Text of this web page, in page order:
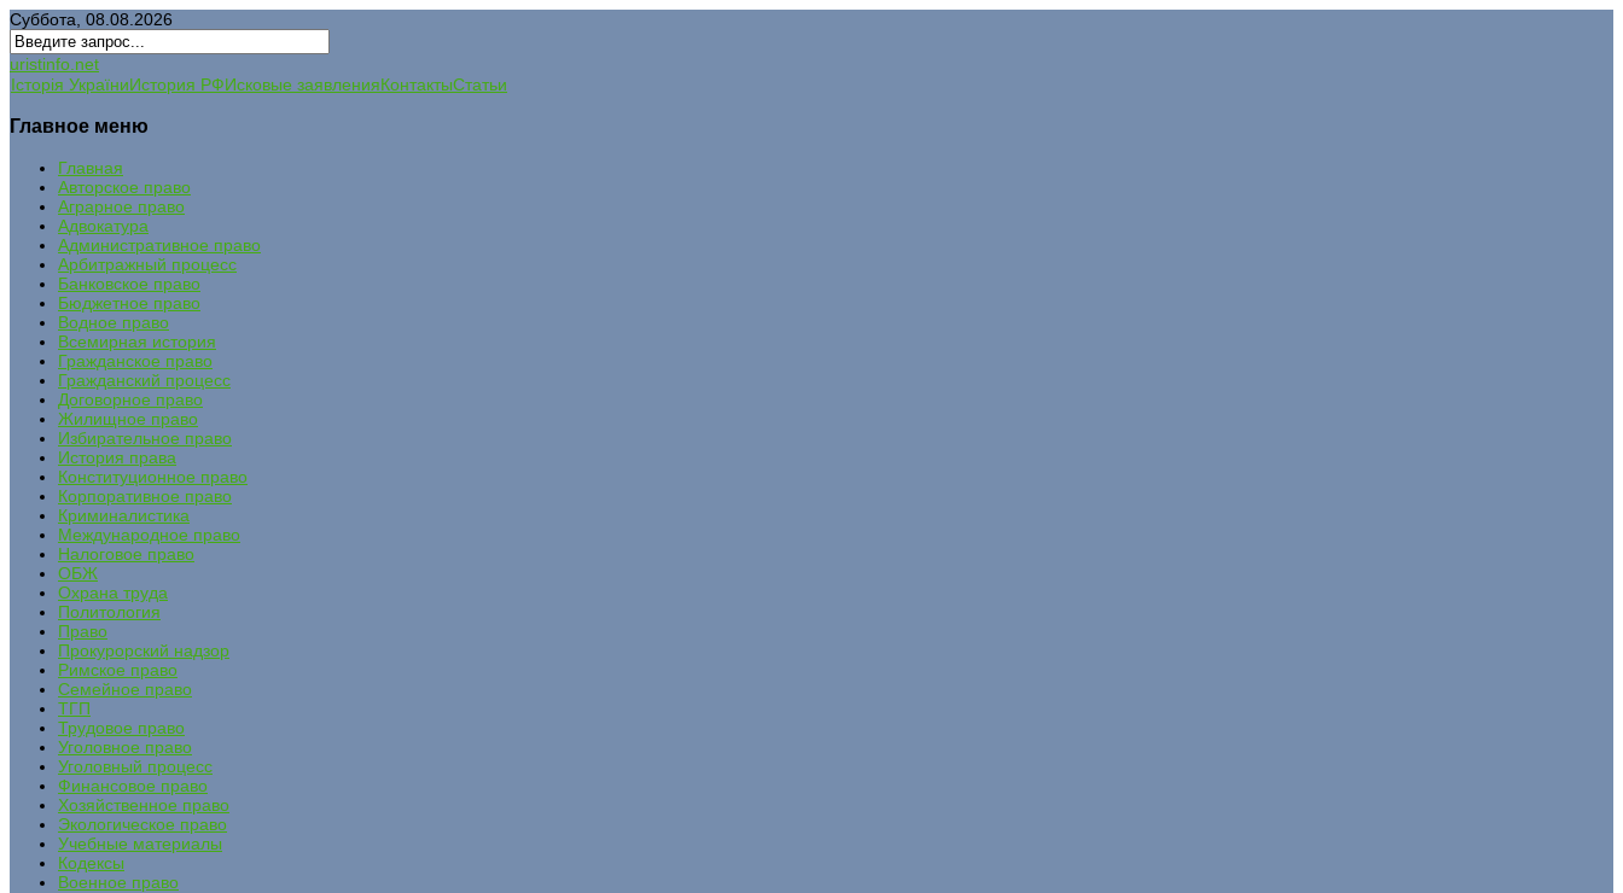
Суббота, 08.08.2026
uristinfo.net
Історія УкраїниИстория РФИсковые заявленияКонтактыСтатьи
Главное меню
Главная
Авторское право
Аграрное право
Адвокатура
Административное право
Арбитражный процесс
Банковское право
Бюджетное право
Водное право
Всемирная история
Гражданское право
Гражданский процесс
Договорное право
Жилищное право
Избирательное право
История права
Конституционное право
Корпоративное право
Криминалистика
Международное право
Налоговое право
ОБЖ
Охрана труда
Политология
Право
Прокурорский надзор
Римское право
Семейное право
ТГП
Трудовое право
Уголовное право
Уголовный процесс
Финансовое право
Хозяйственное право
Экологическое право
Учебные материалы
Кодексы
Военное право